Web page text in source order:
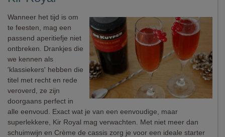
Wanneer het tijd is om
te feesten, mag een
passend aperitiefje niet
ontbreken. Drankjes die
we kennen als
'klassiekers' hebben die
titel met recht en rede
veroverd, ze zijn
doorgaans perfect in
alle eenvoud. Exact wat je van een eenvoudige, maar
superlekkere, Kir Royal mag verwachten. Met niet meer dan
schuimwijn en Crème de cassis zorg je voor een ideale starter